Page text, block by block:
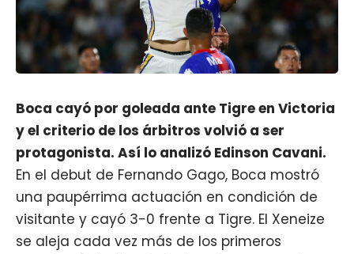
Boca cayó por goleada ante Tigre en Victoria
y el criterio de los árbitros volvió a ser
protagonista. Así lo analizó Edinson Cavani.
En el debut de Fernando Gago, Boca mostró
una paupérrima actuación en condición de
visitante y cayó 3-0 frente a Tigre. El Xeneize
se aleja cada vez más de los primeros